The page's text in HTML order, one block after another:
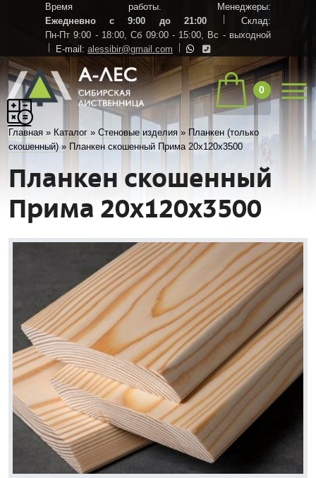
Время работы. Менеджеры:
Ежедневно с 9:00 до 21:00
Склад:
Пн-Пт 9:00 - 18:00, Сб 09:00 - 15:00, Вс - выходной
E-mail: alessibir@gmail.com
0
Главная » Каталог »Стеновые изделия » Планкен (только
скошенный) » Планкен скошенный Прима 20х120х3500
Планкен скошенный
Прима 20х120х3500